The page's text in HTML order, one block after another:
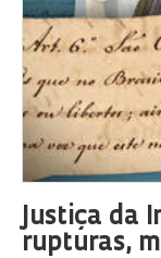
Justiça da
rupturas,